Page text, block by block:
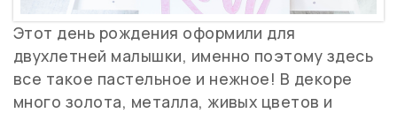
Этот день рождения оформили для
двухлетней малышки, именно поэтому здесь
все такое пастельное и нежное! В декоре
много золота, металла, живых цветов и